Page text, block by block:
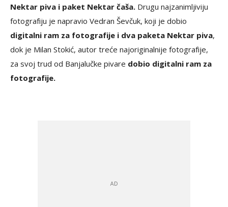
Nektar piva i paket Nektar čaša. Drugu najzanimljiviju
fotografiju je napravio Vedran Ševčuk, koji je dobio
digitalni ram za fotografije i dva paketa Nektar piva,
dok je Milan Stokić, autor treće najoriginalnije fotografije,
za svoj trud od Banjalučke pivare dobio digitalni ram za
fotografije.